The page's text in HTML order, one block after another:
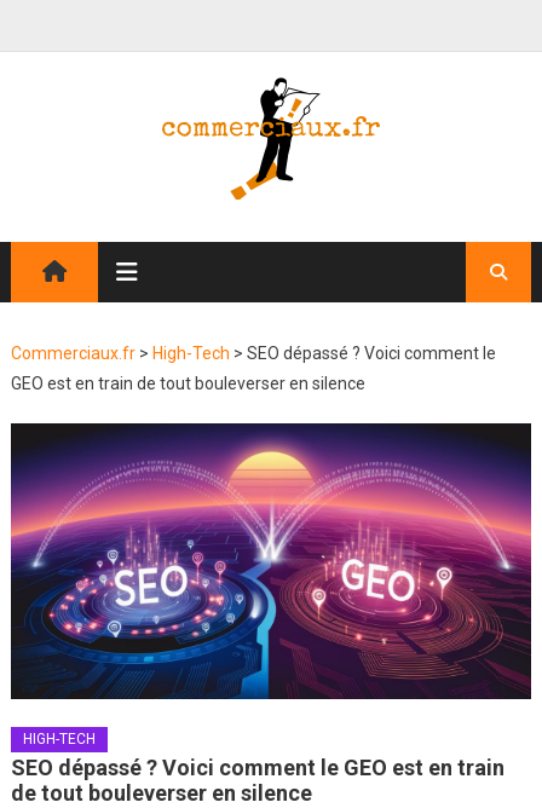
Commerciaux.fr> High-Tech > SEO dépassé ? Voici comment le
GEO est en train de tout bouleverser en silence
HIGH-TECH
SEO dépassé ? Voici comment le GEO est en train
de tout bouleverser en silence